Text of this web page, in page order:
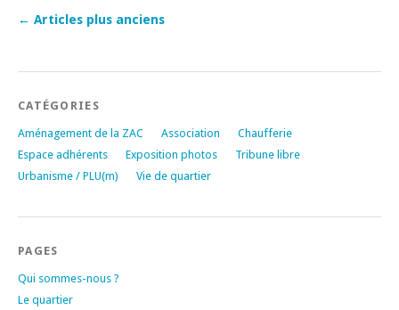
← Articles plus anciens
CATÉGORIES
Aménagement de la ZAC Association
Chaufferie
Espace adhérents
Exposition photos
Tribune libre
Urbanisme / PLU(m)
Vie de quartier
PAGES
Qui sommes-nous ?
Le quartier